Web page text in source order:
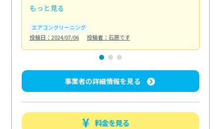
もっと見る
エアコンクリーニング
投稿日：2024/07/06
投稿者：石原です
事業者の詳細情報を見る
料金を見る